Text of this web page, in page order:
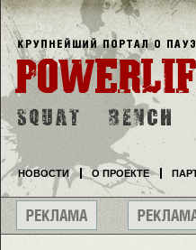
НОВОСТИ О ПРОЕКТЕ